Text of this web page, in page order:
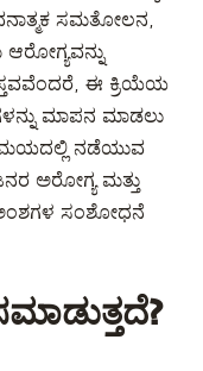
ಸಮತೋಲನ,
ಆರೋಗ್ಯವನ್ನು
ಈ ಕ್ರಿಯೆಯ
ಮಾಪನ ಮಾಡಲು
ನಡೆಯುವ
ಅರೋಗ್ಯ ಮತ್ತು
ಸಂಶೋಧನೆ